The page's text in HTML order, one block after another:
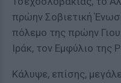
πρώην Σοβιετική
πόλεμο της πρώην
Ιράκ, τον Εμφύλιο της
Κάλυψε, επίσης,